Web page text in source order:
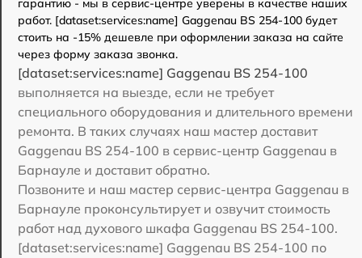
гарантию - мы в сервис-центре уверены в качестве наших
работ. [dataset:services:name] Gaggenau BS 254-100 будет
стоить на -15% дешевле при оформлении заказа на сайте
через форму заказа звонка.
[dataset:services:name] Gaggenau BS 254-100
выполняется на выезде, если не требует
специального оборудования и длительного времени
ремонта. В таких случаях наш мастер доставит
Gaggenau BS 254-100 в сервис-центр Gaggenau в
Барнауле и доставит обратно.
Позвоните и наш мастер сервис-центра Gaggenau в
Барнауле проконсультирует и озвучит стоимость
работ над духового шкафа Gaggenau BS 254-100.
[dataset:services:name] Gaggenau BS 254-100 по